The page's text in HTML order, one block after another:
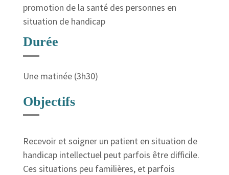
promotion de la santé des personnes en
situation de handicap
Durée
Une matinée (3h30)
Objectifs
Recevoir et soigner un patient en situation de
handicap intellectuel peut parfois être difficile.
Ces situations peu familières, et parfois